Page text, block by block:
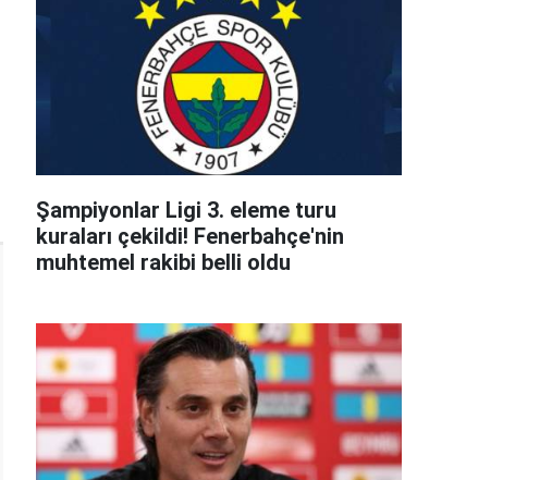
Şampiyonlar Ligi 3. eleme turu
kuraları çekildi! Fenerbahçe'nin
muhtemel rakibi belli oldu